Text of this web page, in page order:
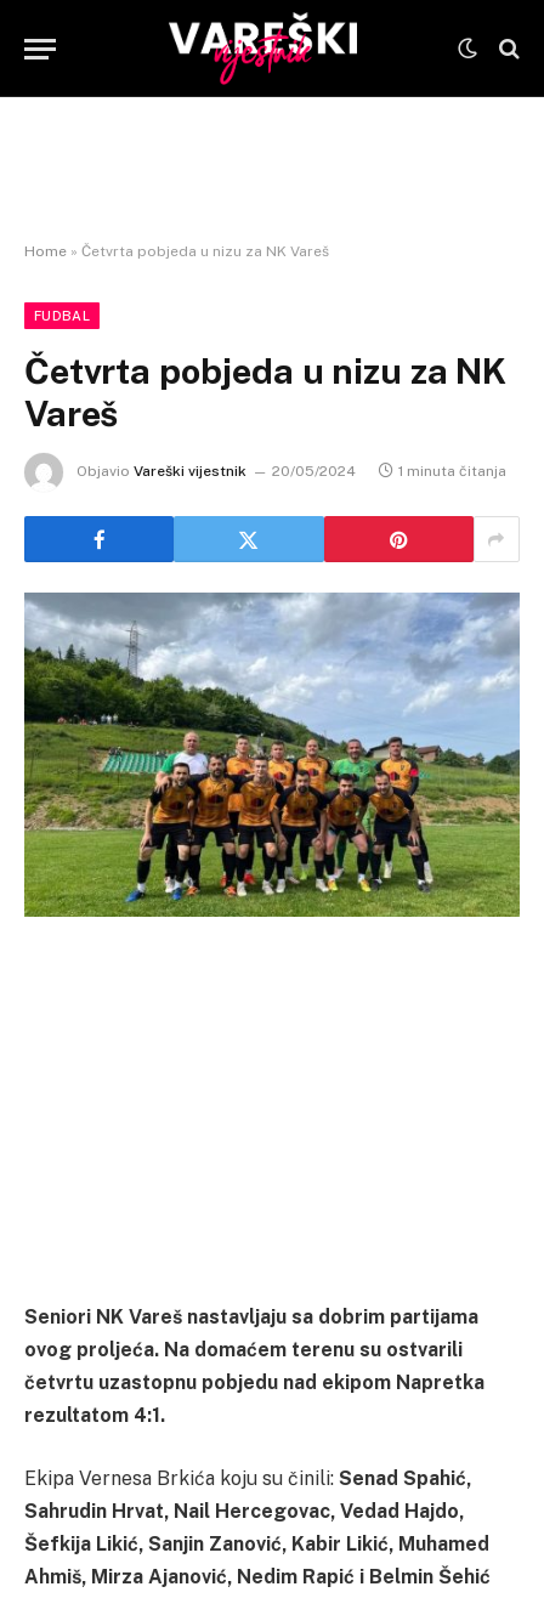
Home » Četvrta pobjeda u nizu za NK Vareš
FUDBAL
Četvrta pobjeda u nizu za NK
Vareš
Objavio Vareški vijestnik 20/05/2024 1 minuta čitanja
Seniori NK Vareš nastavljaju sa dobrim partijama
ovog proljeća. Na domaćem terenu su ostvarili
četvrtu uzastopnu pobjedu nad ekipom Napretka
rezultatom 4:1.
Ekipa Vernesa Brkića koju su činili: Senad Spahić,
Sahrudin Hrvat, Nail Hercegovac, Vedad Hajdo,
Šefkija Likić, Sanjin Zanović, Kabir Likić, Muhamed
Ahmiš, Mirza Ajanović, Nedim Rapić i Belmin Šehić